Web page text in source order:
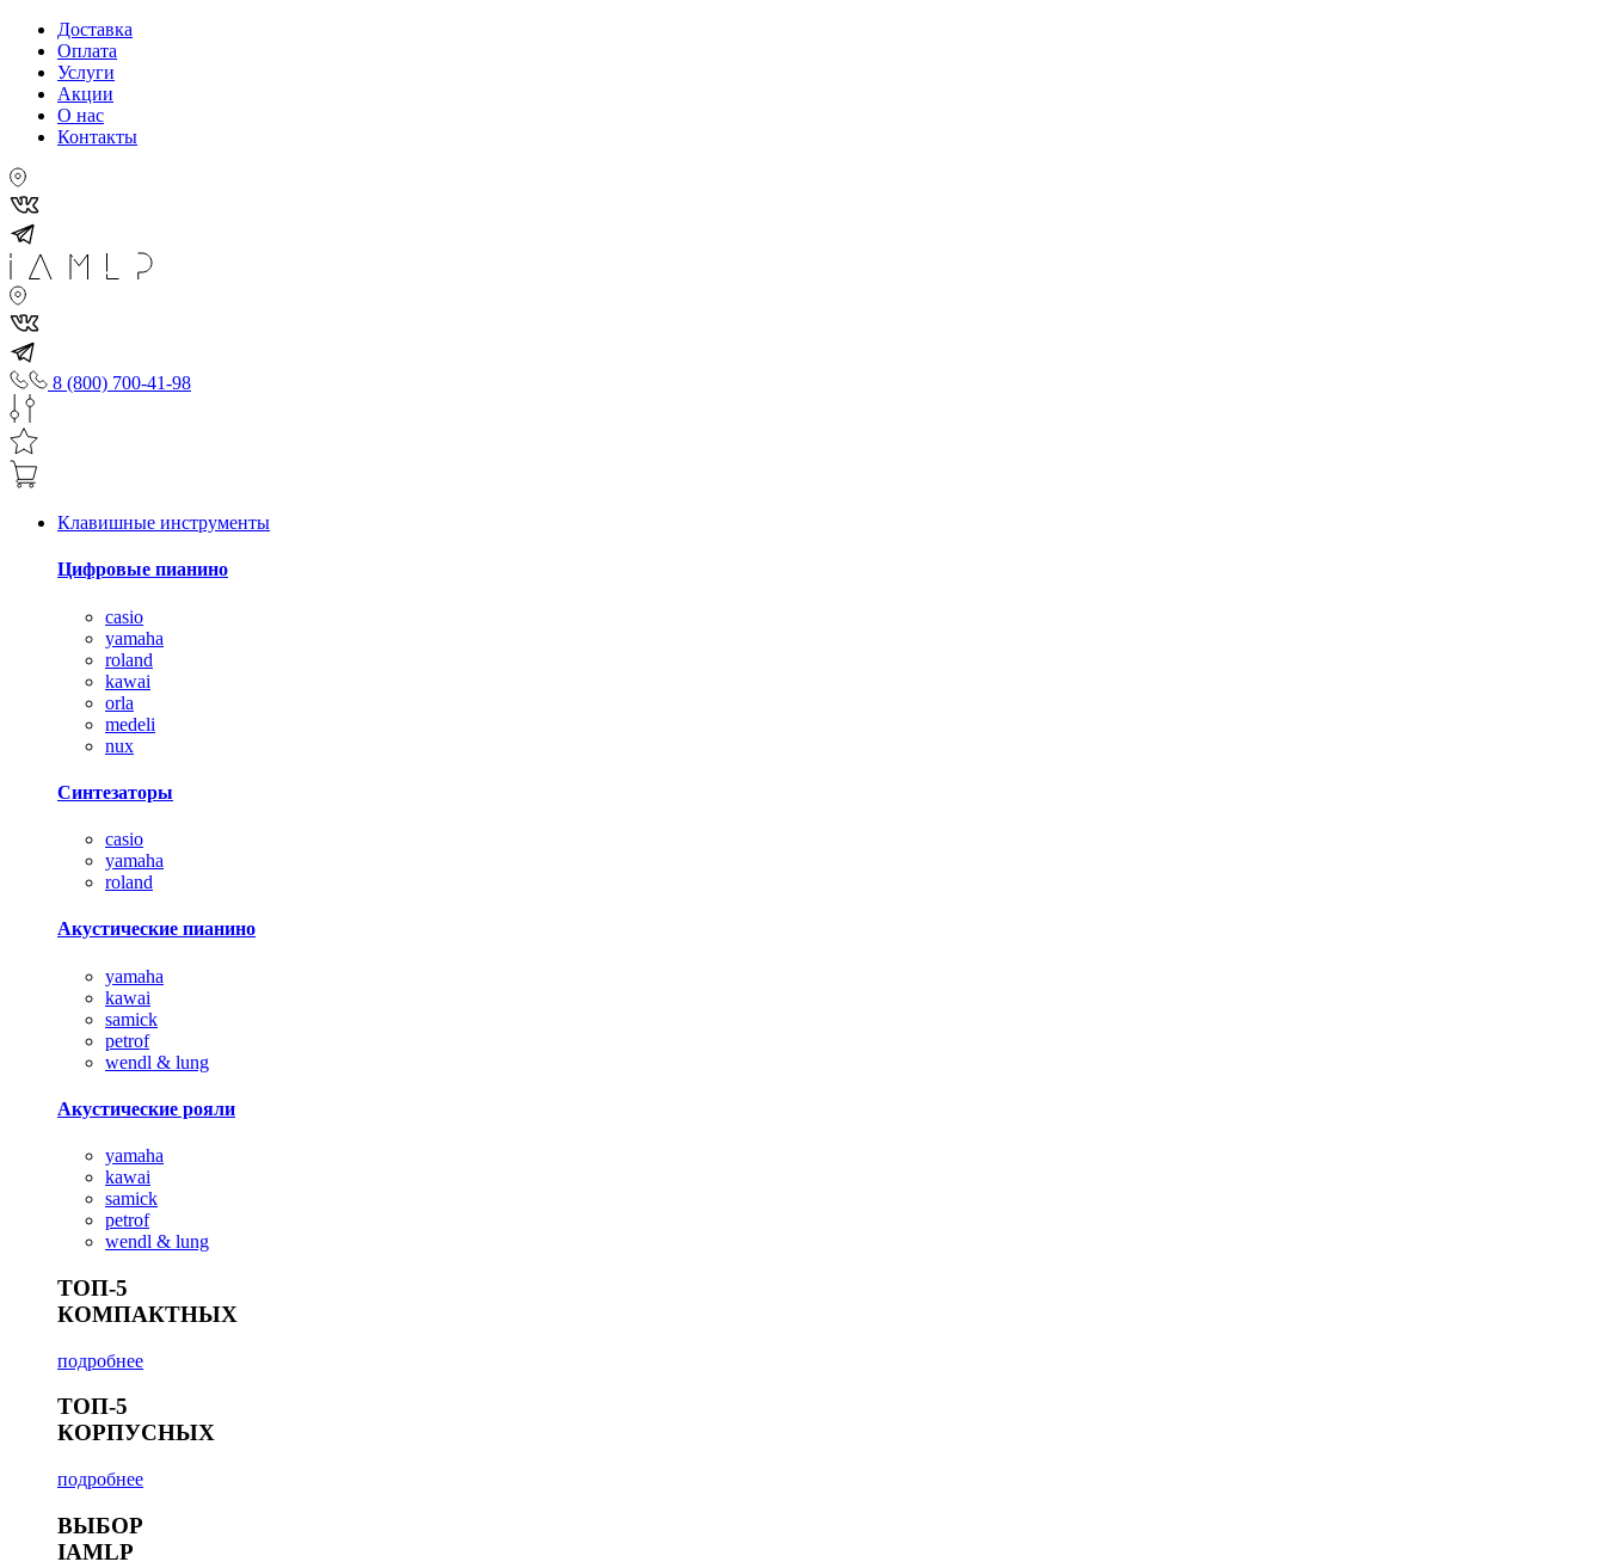
Доставка
Оплата
Услуги
Акции
О нас
Контакты
8 (800) 700-41-98
Клавишные инструменты
Цифровые пианино
casio
yamaha
roland
kawai
orla
medeli
nux
Синтезаторы
casio
yamaha
roland
Акустические пианино
yamaha
kawai
samick
petrof
wendl & lung
Акустические рояли
yamaha
kawai
samick
petrof
wendl & lung
ТОП-5
КОМПАКТНЫХ
подробнее
ТОП-5
КОРПУСНЫХ
подробнее
ВЫБОР
IAMLP